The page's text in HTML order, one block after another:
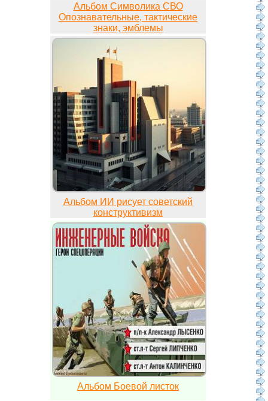
Альбом Символика СВО
Опознавательные, тактические
знаки, эмблемы
Альбом ИИ рисует советский
конструктивизм
Альбом Боевой листок